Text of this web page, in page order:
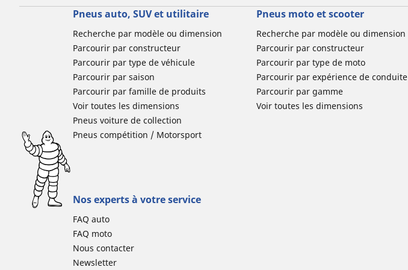
Pneus auto, SUV et utilitaire
Recherche par modèle ou dimension
Parcourir par constructeur
Parcourir par type de véhicule
Parcourir par saison
Parcourir par famille de produits
Voir toutes les dimensions
Pneus voiture de collection
Pneus compétition / Motorsport
Pneus moto et scooter
Recherche par modèle ou dimension
Parcourir par constructeur
Parcourir par type de moto
Parcourir par expérience de conduite
Parcourir par gamme
Voir toutes les dimensions
Nos experts à votre service
FAQ auto
FAQ moto
Nous contacter
Newsletter